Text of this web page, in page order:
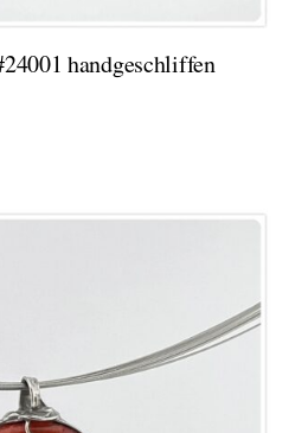
handgeschliffen